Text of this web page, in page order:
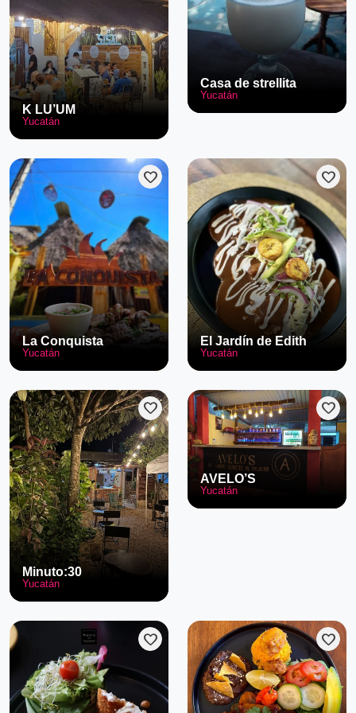
K LU’UM
Yucatán
Casa de strellita
Yucatán
favorite
La Conquista
Yucatán
favorite
El Jardín de Edith
Yucatán
favorite
Minuto:30
Yucatán
favorite
AVELO’S
Yucatán
favorite favorite